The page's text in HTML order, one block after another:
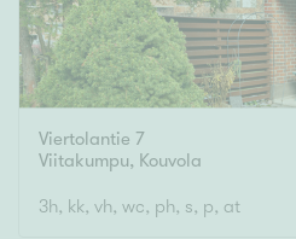
Viertolantie 7
Viitakumpu, Kouvola
3h, kk, vh, wc, ph, s, p, at